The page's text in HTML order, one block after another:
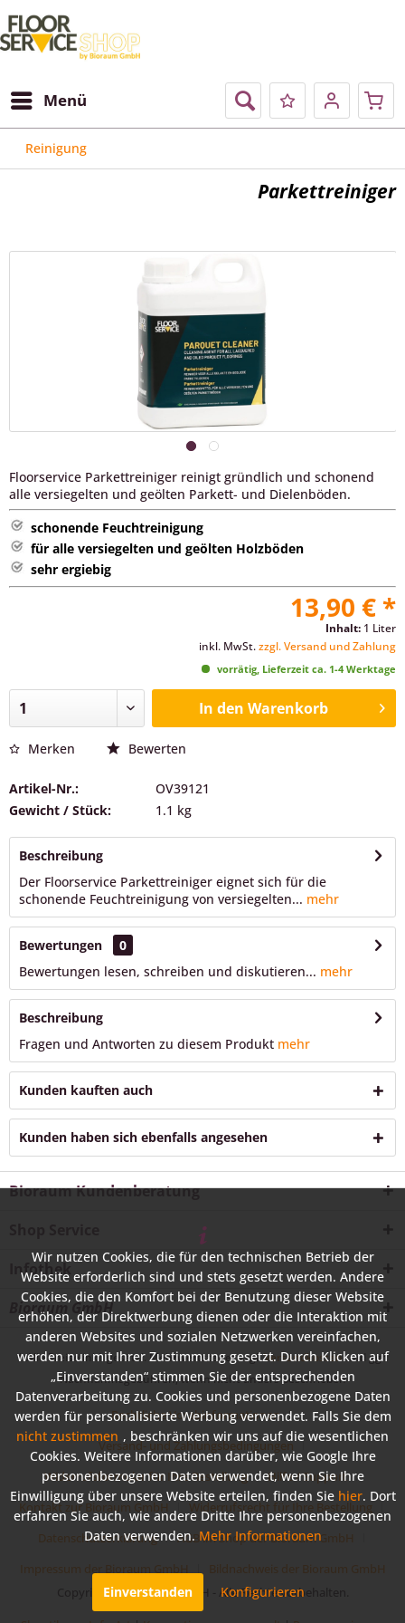
Menü
Reinigung
Parkettreiniger
Floorservice Parkettreiniger reinigt gründlich und schonend
alle versiegelten und geölten Parkett- und Dielenböden.
schonende Feuchtreinigung
für alle versiegelten und geölten Holzböden
sehr ergiebig
13,90 € *
Inhalt: 1 Liter
inkl. MwSt.zzgl. Versand und Zahlung
vorrätig, Lieferzeit ca. 1-4 Werktage
In den Warenkorb
Merken Bewerten
Artikel-Nr.:
OV39121
Gewicht / Stück:
1.1 kg
Beschreibung
Der Floorservice Parkettreiniger eignet sich für die
schonende Feuchtreinigung von versiegelten... mehr
Bewertungen
0
Bewertungen lesen, schreiben und diskutieren... mehr
Beschreibung
Fragen und Antworten zu diesem Produkt mehr
Kunden kauften auch
Kunden haben sich ebenfalls angesehen
Bioraum Kundenberatung
Infothek
Bioraum GmbH
* Alle Preise inkl. gesetzl. Mehrwertsteuer zzgl.Versandkostenund ggf.
Nachnahmegebühren, wenn nicht anders beschrieben
Rechtliche Vorabinformationen
Versand- und Zahlungsbedingungen
Widerrufsformular für Ihre Bestellung
Hilfe / Support
Kontakt zur Bioraum GmbH
Widerrufsrecht für Ihre Bestellung
Datenschutzerklärung
AGB im Shop der Bioraum GmbH
Impressum der Bioraum GmbH
Bildnachweis der Bioraum GmbH
Copyright © Bioraum GmbH - Alle Rechte vorbehalten.
Wir nutzen Cookies, die für den technischen Betrieb der
Website erforderlich sind und stets gesetzt werden. Andere
Cookies, die den Komfort bei der Benutzung dieser Website
erhöhen, der Direktwerbung dienen oder die Interaktion mit
anderen Websites und sozialen Netzwerken vereinfachen,
werden nur mit Ihrer Zustimmung gesetzt. Durch Klicken auf
„Einverstanden“ stimmen Sie der entsprechenden
Datenverarbeitung zu. Cookies und personenbezogene Daten
werden für personalisierte Werbung verwendet. Falls Sie dem
nicht zustimmen , beschränken wir uns auf die wesentlichen
Cookies. Weitere Informationen darüber, wie Google Ihre
personenbezogenen Daten verwendet, wenn Sie Ihre
Einwilligung über unsere Website erteilen, finden Sie hier. Dort
erfahren Sie auch, wie andere Dritte Ihre personenbezogenen
Daten verwenden.Mehr Informationen
Einverstanden Konfigurieren